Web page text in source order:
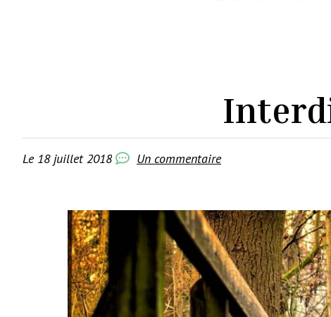
Le 18 juillet 2018 Un commentaire